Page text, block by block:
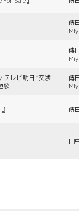
傳
傳
テレビ朝日 “交渉
歌
傳
傳
田